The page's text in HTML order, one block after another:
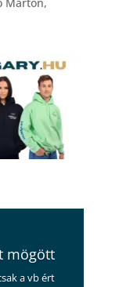
Márton,
mögött
a vb ért